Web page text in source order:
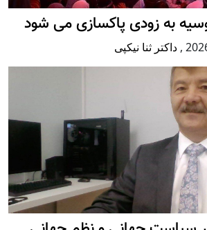
به زودی پاکسازی می شود
, داکتر ثنا نیکپی